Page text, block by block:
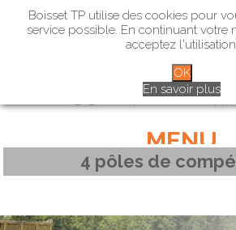
Boisset TP utilise des cookies pour
service possible. En continuant votre
acceptez
OK
En savoir plus
Marchés publics – Marchés
L’engagement pour le
MENU
4 pôles de